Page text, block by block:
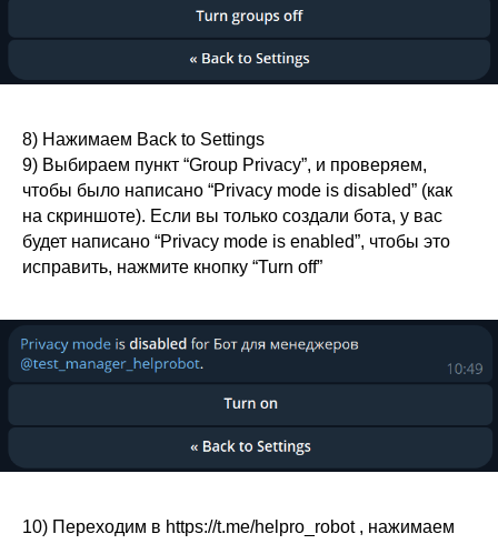
8) Нажимаем Back to Settings
9) Выбираем пункт “Group Privacy”, и проверяем,
чтобы было написано “Privacy mode is disabled” (как
на скриншоте). Если вы только создали бота, у вас
будет написано “Privacy mode is enabled”, чтобы это
исправить, нажмите кнопку “Turn off”
10) Переходим в https://t.me/helpro_robot , нажимаем